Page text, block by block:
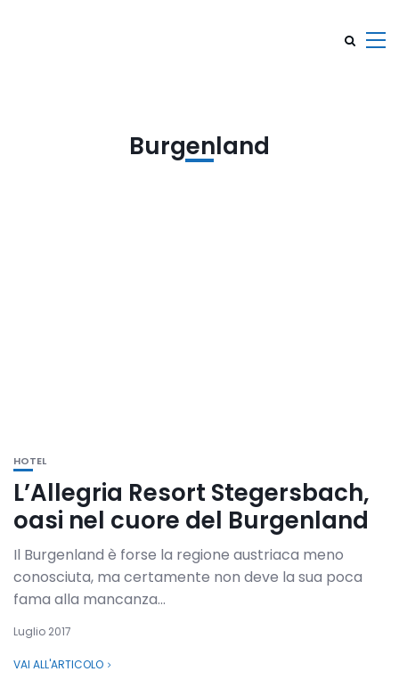
Burgenland
HOTEL
L’Allegria Resort Stegersbach,
oasi nel cuore del Burgenland
Il Burgenland è forse la regione austriaca meno
conosciuta, ma certamente non deve la sua poca
fama alla mancanza...
Luglio 2017
VAI ALL'ARTICOLO